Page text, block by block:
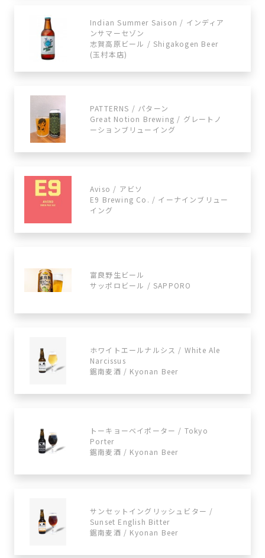
Indian Summer Saison / インディア
ンサマーセゾン
志賀高原ビール / Shigakogen Beer
(玉村本店)
PATTERNS / パターン
Great Notion Brewing / グレートノ
ーションブリューイング
Aviso / アビソ
E9 Brewing Co. / イーナインブリュー
イング
富良野生ビール
サッポロビール / SAPPORO
ホワイトエールナルシス / White Ale
Narcissus
鋸南麦酒 / Kyonan Beer
トーキョーベイポーター / Tokyo
Porter
鋸南麦酒 / Kyonan Beer
サンセットイングリッシュビター /
Sunset English Bitter
鋸南麦酒 / Kyonan Beer